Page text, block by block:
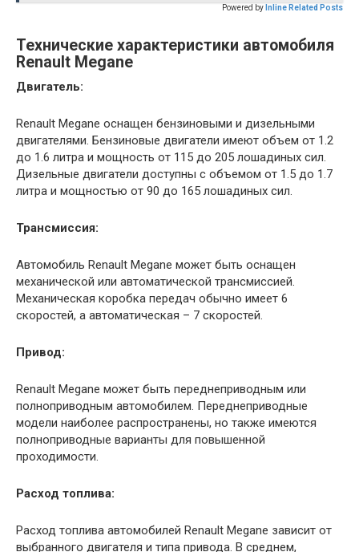
Powered by Inline Related Posts
Технические характеристики автомобиля
Renault Megane
Двигатель:
Renault Megane оснащен бензиновыми и дизельными
двигателями. Бензиновые двигатели имеют объем от 1.2
до 1.6 литра и мощность от 115 до 205 лошадиных сил.
Дизельные двигатели доступны с объемом от 1.5 до 1.7
литра и мощностью от 90 до 165 лошадиных сил.
Трансмиссия:
Автомобиль Renault Megane может быть оснащен
механической или автоматической трансмиссией.
Механическая коробка передач обычно имеет 6
скоростей, а автоматическая – 7 скоростей.
Привод:
Renault Megane может быть переднеприводным или
полноприводным автомобилем. Переднеприводные
модели наиболее распространены, но также имеются
полноприводные варианты для повышенной
проходимости.
Расход топлива:
Расход топлива автомобилей Renault Megane зависит от
выбранного двигателя и типа привода. В среднем,